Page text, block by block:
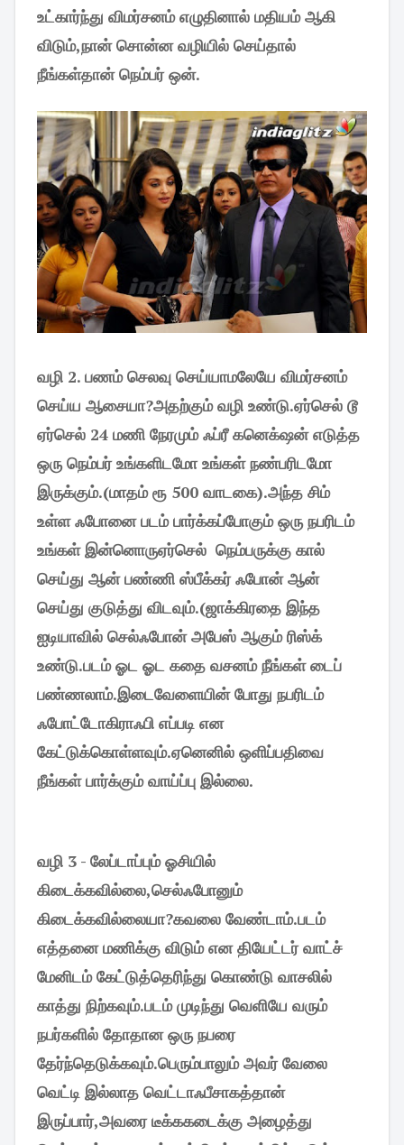
உட்கார்ந்து விமர்சனம் எழுதினால் மதியம் ஆகி
விடும்,நான் சொன்ன வழியில் செய்தால்
நீங்கள்தான் நெம்பர் ஒன்.
வழி 2. பணம் செலவு செய்யாமலேயே விமர்சனம்
செய்ய ஆசையா?அதற்கும் வழி உண்டு.ஏர்செல் டூ
ஏர்செல் 24 மணி நேரமும் ஃப்ரீ கனெக்‌ஷன் எடுத்த
ஒரு நெம்பர் உங்களிடமோ உங்கள் நண்பரிடமோ
இருக்கும்.(மாதம் ரூ 500 வாடகை).அந்த சிம்
உள்ள ஃபோனை படம் பார்க்கப்போகும் ஒரு நபரிடம்
உங்கள் இன்னொருஏர்செல் நெம்பருக்கு கால்
செய்து ஆன் பண்ணி ஸ்பீக்கர் ஃபோன் ஆன்
செய்து குடுத்து விடவும்.(ஜாக்கிரதை இந்த
ஐடியாவில் செல்ஃபோன் அபேஸ் ஆகும் ரிஸ்க்
உண்டு.படம் ஓட ஓட கதை வசனம் நீங்கள் டைப்
பண்ணலாம்.இடைவேளையின் போது நபரிடம்
ஃபோட்டோகிராஃபி எப்படி என
கேட்டுக்கொள்ளவும்.ஏனெனில் ஒளிப்பதிவை
நீங்கள் பார்க்கும் வாய்ப்பு இல்லை.
வழி 3 - லேப்டாப்பும் ஓசியில்
கிடைக்கவில்லை,செல்ஃபோனும்
கிடைக்கவில்லையா?கவலை வேண்டாம்.படம்
எத்தனை மணிக்கு விடும் என தியேட்டர் வாட்ச்
மேனிடம் கேட்டுத்தெரிந்து கொண்டு வாசலில்
காத்து நிற்கவும்.படம் முடிந்து வெளியே வரும்
நபர்களில் தோதான ஒரு நபரை
தேர்ந்தெடுக்கவும்.பெரும்பாலும் அவர் வேலை
வெட்டி இல்லாத வெட்டாஃபீசாகத்தான்
இருப்பார்,அவரை டீக்ககடைக்கு அழைத்து